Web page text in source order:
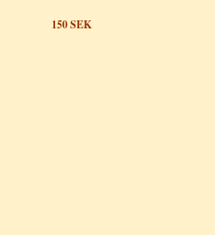
150SEK